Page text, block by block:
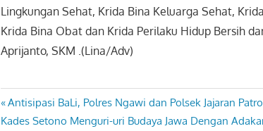
Lingkungan Sehat, Krida Bina Keluarga Sehat,
Krida Bina Obat dan Krida Perilaku Hidup Bersih
Aprijanto, SKM .(Lina/Adv)
Navigasi
Previous
Post:
Antisipasi BaLi, Polres Ngawi dan Polsek Jajaran
Next
Kades Setono Menguri-uri Budaya Jawa Dengan